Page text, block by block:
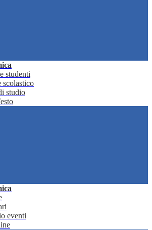
studenti
scolastico
studio
eventi